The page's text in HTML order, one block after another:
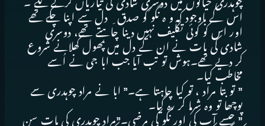
چوہدری خیالوں میں دوسری شادی کی تیاریاں کرنے لگے ۔
اس کے باوجود کہ و ہ نگو کو صدق ِ دل سے اپنا چکے تھے
اور اس کو کوئی تکلیف نہیں دینا چاہتے تھے، دوسری
شادی کی بات نے ان کے دل میں پھول کھلانے شروع
کر دیے تھے۔ہوش تو تب آیا جب ابا جی نے اُسے
مخاطب کیا۔
” تو بتا مراد ، تو کیا چاہتا ہے۔” ابا نے مراد چوہدری سے
پوچھا تو وہ شرما کر رہ گیا۔
” جیسے آپ کی اور نگو کی مرضی۔”مراد چوہدری کی بات سن